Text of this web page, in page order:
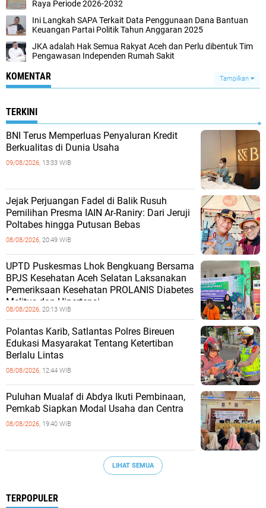
Raya Periode 2026-2032
Ini Langkah SAPA Terkait Data Penggunaan Dana Bantuan
Keuangan Partai Politik Tahun Anggaran 2025
JKA adalah Hak Semua Rakyat Aceh dan Perlu dibentuk Tim
Pengawasan Independen Rumah Sakit
KOMENTAR Tampilkan
TERKINI
BNI Terus Memperluas Penyaluran Kredit
Berkualitas di Dunia Usaha
09/08/2026, 13:33 WIB
Jejak Perjuangan Fadel di Balik Rusuh
Pemilihan Presma IAIN Ar-Raniry: Dari Jeruji
Poltabes hingga Putusan Bebas
08/08/2026, 20:49 WIB
UPTD Puskesmas Lhok Bengkuang Bersama
BPJS Kesehatan Aceh Selatan Laksanakan
Pemeriksaan Kesehatan PROLANIS Diabetes
Melitus dan Hipertensi
08/08/2026, 20:13 WIB
Polantas Karib, Satlantas Polres Bireuen
Edukasi Masyarakat Tentang Ketertiban
Berlalu Lintas
08/08/2026, 12:44 WIB
Puluhan Mualaf di Abdya Ikuti Pembinaan,
Pemkab Siapkan Modal Usaha dan Centra
08/08/2026, 19:40 WIB
LIHAT SEMUA
TERPOPULER